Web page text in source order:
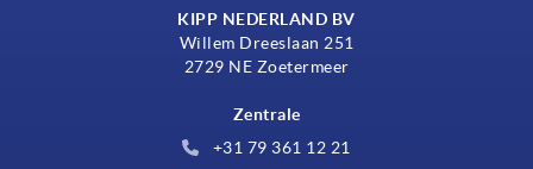
KIPP NEDERLAND BV
Willem Dreeslaan 251
2729 NE Zoetermeer
Zentrale
+31 79 361 12 21